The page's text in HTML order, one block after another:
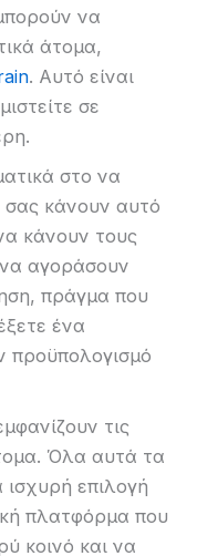
να
άτομα,
. Αυτό είναι
σε
στο να
σας κάνουν αυτό
κάνουν τους
αγοράσουν
πράγμα που
ένα
προϋπολογισμό
τις
Όλα αυτά τα
ισχυρή επιλογή
πλατφόρμα που
κοινό και να